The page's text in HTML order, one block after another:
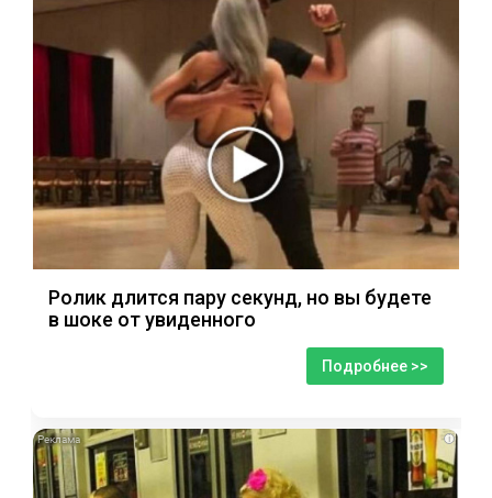
Ролик длится пару секунд, но вы будете
в шоке от увиденного
Подробнее >>
i